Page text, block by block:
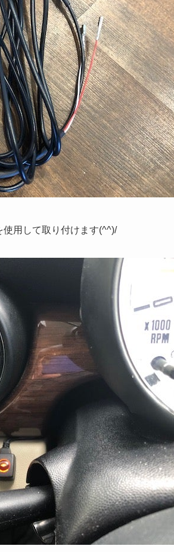
用して取り付けます(^^)/